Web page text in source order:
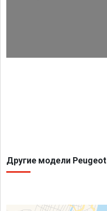
Другие модели Peugeot